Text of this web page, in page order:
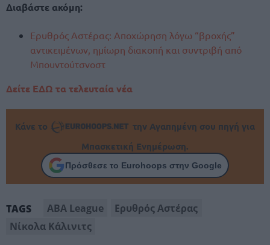
Διαβάστε ακόμη:
Ερυθρός Αστέρας: Αποχώρηση λόγω “βροχής”
αντικειμένων, ημίωρη διακοπή και συντριβή από
Μπουντούτσνοστ
Δείτε ΕΔΩ τα τελευταία νέα
Κάνε το
την Αγαπημένη σου πηγή για
Μπασκετική Ενημέρωση.
Πρόσθεσε το Eurohoops στην Google
TAGS ABA League
Ερυθρός Αστέρας
Νίκολα Κάλινιτς